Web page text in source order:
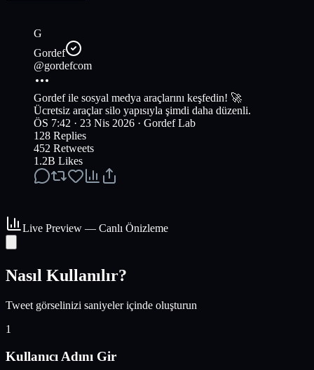
G
Gordef
@gordefcom
Gordef ile sosyal medya araçlarını keşfedin! 🚀
Ücretsiz araçlar silo yapısıyla şimdi daha düzenli.
ÖS 7:42 · 23 Nis 2026 · Gordef Lab
128 Replies
452 Retweets
1.2B Likes
Live Preview — Canlı Önizleme
Nasıl Kullanılır?
Tweet görselinizi saniyeler içinde oluşturun
1
Kullanıcı Adını Gir